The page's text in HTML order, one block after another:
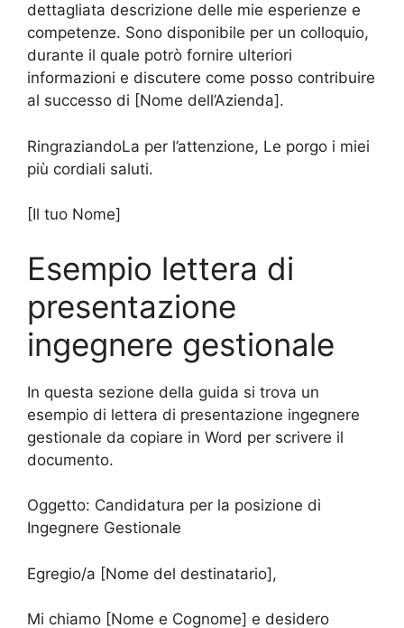
dettagliata descrizione delle mie esperienze e
competenze. Sono disponibile per un colloquio,
durante il quale potrò fornire ulteriori
informazioni e discutere come posso contribuire
al successo di [Nome dell’Azienda].
RingraziandoLa per l’attenzione, Le porgo i miei
più cordiali saluti.
[Il tuo Nome]
Esempio lettera di
presentazione
ingegnere gestionale
In questa sezione della guida si trova un
esempio di lettera di presentazione ingegnere
gestionale da copiare in Word per scrivere il
documento.
Oggetto: Candidatura per la posizione di
Ingegnere Gestionale
Egregio/a [Nome del destinatario],
Mi chiamo [Nome e Cognome] e desidero